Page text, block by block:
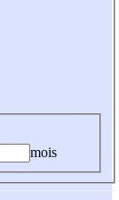
mois